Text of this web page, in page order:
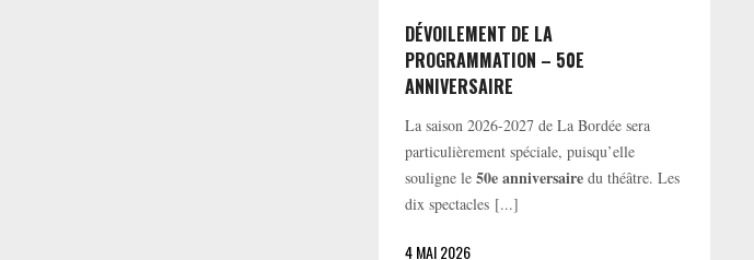
DÉVOILEMENT DE LA
PROGRAMMATION – 50E
ANNIVERSAIRE
La saison 2026-2027 de La Bordée sera
particulièrement spéciale, puisqu’elle
souligne le50e anniversaire du théâtre. Les
dix spectacles [...]
4 MAI 2026